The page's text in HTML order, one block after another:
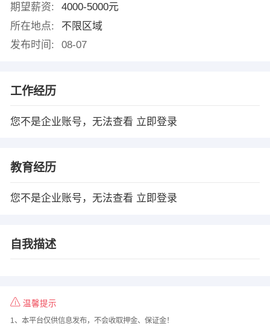
期望薪资:
4000-5000元
所在地点:
不限区域
发布时间:
08-07
工作经历
您不是企业账号，无法查看 立即登录
教育经历
您不是企业账号，无法查看 立即登录
自我描述
温馨提示
1、本平台仅供信息发布，不会收取押金、保证金！